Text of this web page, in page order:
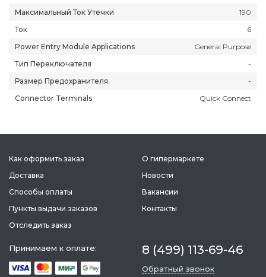
Максимальный Ток Утечки
190
Ток
6
Power Entry Module Applications
General Purpose
Тип Переключателя
-
Размер Предохранителя
-
Connector Terminals
Quick Connect
Как оформить заказ
Доставка
Способы оплаты
Пункты выдачи заказов
Отследить заказ
О гипермаркете
Новости
Вакансии
Контакты
Принимаем к оплате: 8 (499) 113-69-46
Обратный звонок
Магнитогорск
Майкоп
Новосибирск
Омск
Пятигорск